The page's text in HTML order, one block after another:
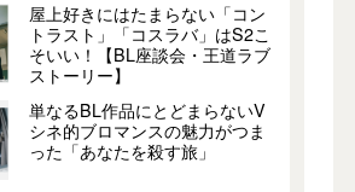
屋上好きにはたまらない「コン
トラスト」「コスラバ」はS2こ
そいい！【BL座談会・王道ラブ
ストーリー】
単なるBL作品にとどまらないV
シネ的ブロマンスの魅力がつま
った「あなたを殺す旅」